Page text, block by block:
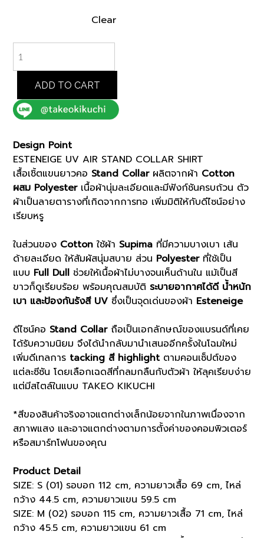
Clear
ESTENEIGE
UV
STAND
COLLAR
SHIRT
quantity
ADD TO CART
Design Point
ESTENEIGE UV AIR STAND COLLAR SHIRT
เสื้อเชิ้ตแขนยาวคอ Stand Collarผลิตจากผ้า Cotton
ผสม Polyesterเนื้อผ้านุ่มละเอียดและมีฟังก์ชันครบถ้วน ตัว
ผ้าเป็นลายตารางที่เกิดจากการทอ เพิ่มมิติให้กับดีไซน์อย่าง
เรียบหรู
ในส่วนของ Cotton ใช้ผ้า Supima ที่มีความบางเบา เส้น
ด้ายละเอียด ให้สัมผัสนุ่มสบาย ส่วน Polyesterที่ใช้เป็น
แบบ Full Dull ช่วยให้เนื้อผ้าไม่บางจนเห็นด้านใน แม้เป็นสี
ขาวก็ดูเรียบร้อย พร้อมคุณสมบัติ ระบายอากาศได้ดี น้ำหนัก
เบา และป้องกันรังสี UV ซึ่งเป็นจุดเด่นของผ้า Esteneige
ดีไซน์คอ Stand Collarถือเป็นเอกลักษณ์ของแบรนด์ที่เคย
ได้รับความนิยม จึงได้นำกลับมานำเสนออีกครั้งในโฉมใหม่
เพิ่มดีเทลการ tacking สี highlight ตามคอนเซ็ปต์ของ
แต่ละซีซัน โดยเลือกเฉดสีที่กลมกลืนกับตัวผ้า ให้ลุคเรียบง่าย
แต่มีสไตล์ในแบบ TAKEO KIKUCHI
*สีของสินค้าจริงอาจแตกต่างเล็กน้อยจากในภาพเนื่องจาก
สภาพแสง และอาจแตกต่างตามการตั้งค่าของคอมพิวเตอร์
หรือสมาร์ทโฟนของคุณ
Product Detail
SIZE: S (01) รอบอก 112 cm, ความยาวเสื้อ 69 cm, ไหล่
กว้าง 44.5 cm, ความยาวแขน 59.5 cm
SIZE: M (02) รอบอก 115 cm, ความยาวเสื้อ 71 cm, ไหล่
กว้าง 45.5 cm, ความยาวแขน 61 cm